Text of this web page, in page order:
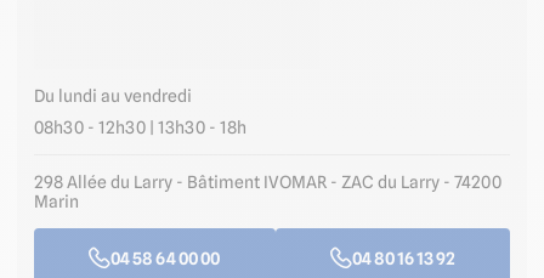
Du lundi au vendredi
08h30 - 12h30 | 13h30 - 18h
298 Allée du Larry - Bâtiment IVOMAR - ZAC du Larry - 74200
Marin
04 58 64 00 00 04 80 16 13 92